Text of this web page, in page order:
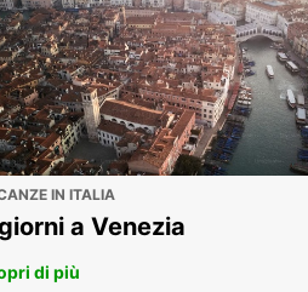
IN ITALIA
a Venezia
di più